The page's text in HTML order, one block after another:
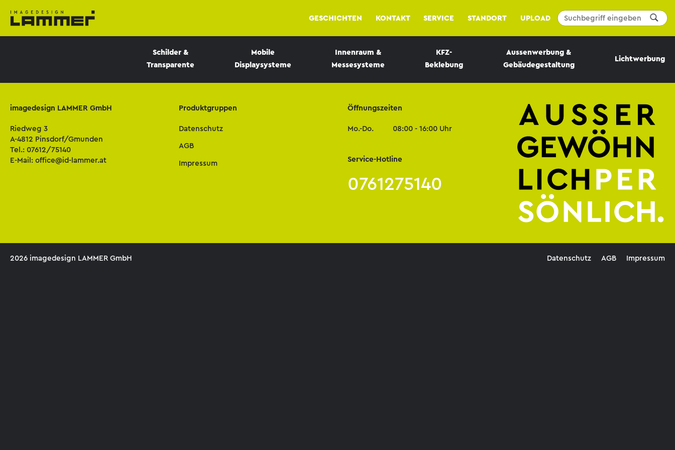
GESCHICHTEN KONTAKT SERVICE STANDORT UPLOAD
Schilder &
Transparente
Mobile
Displaysysteme
Innenraum &
Messesysteme
KFZ-
Beklebung
Aussenwerbung &
Gebäudegestaltung
Lichtwerbung
imagedesign LAMMER GmbH
Riedweg 3
A-4812 Pinsdorf/Gmunden
Tel.: 07612/75140
E-Mail:office@id-lammer.at
Produktgruppen
Datenschutz
AGB
Impressum
Öffnungszeiten
Mo.-Do.
08:00 - 16:00 Uhr
Service-Hotline
0761275140
Datenschutz AGB Impressum
2026 imagedesign LAMMER GmbH